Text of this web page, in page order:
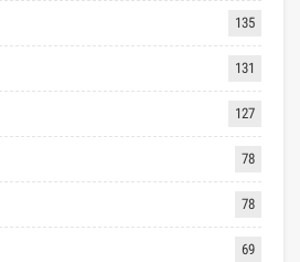
135
131
127
78
78
69